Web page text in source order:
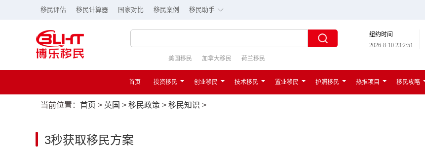
移民评估 移民计算器 国家对比 移民案例 移民助手 ∟
纽约时间
2026-8-10 23:2:52
美国移民 加拿大移民 荷兰移民
首页 投资移民 创业移民 技术移民 置业移民 护照移民 热推项目 移民攻略
当前位置： 首页 > 英国 > 移民政策 > 移民知识 >
3秒获取移民方案